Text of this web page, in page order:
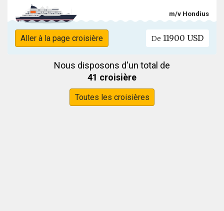
m/v Hondius
Aller à la page croisière De 11900 USD
Nous disposons d'un total de
41 croisière
Toutes les croisières